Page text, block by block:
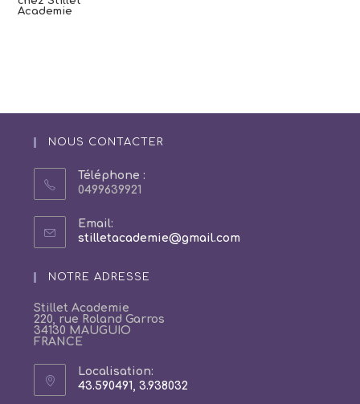
NOUS CONTACTER
Téléphone :
0499639921
Email:
stilletacademie@gmail.comS’ouvre
NOTRE ADRESSE
Stillet Academie
220, rue Roland Garros
34130 MAUGUIO
FRANCE
Localisation:
43.590491, 3.938032